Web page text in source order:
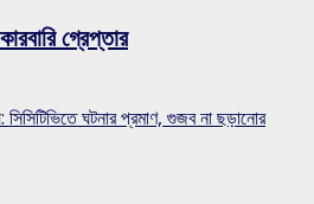
গ্রেপ্তার
ঘটনার প্রমাণ, গুজব না ছড়ানোর